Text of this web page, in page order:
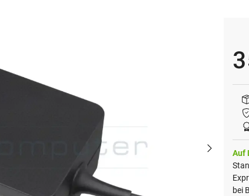
Auf
bei